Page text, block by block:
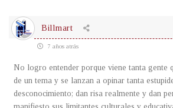
Billmart
7 años atrás
No logro entender porque viene tanta gente
de un tema y se lanzan a opinar tanta
desconocimiento; dan risa realmente y dan